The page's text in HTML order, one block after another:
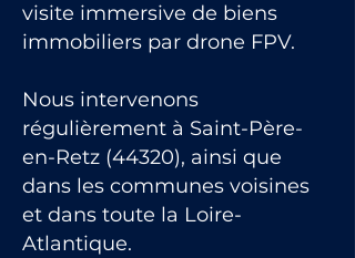
visite immersive de biens
immobiliers par drone FPV.
Nous intervenons
régulièrement à Saint-Père-
en-Retz (44320), ainsi que
dans les communes voisines
et dans toute la Loire-
Atlantique.